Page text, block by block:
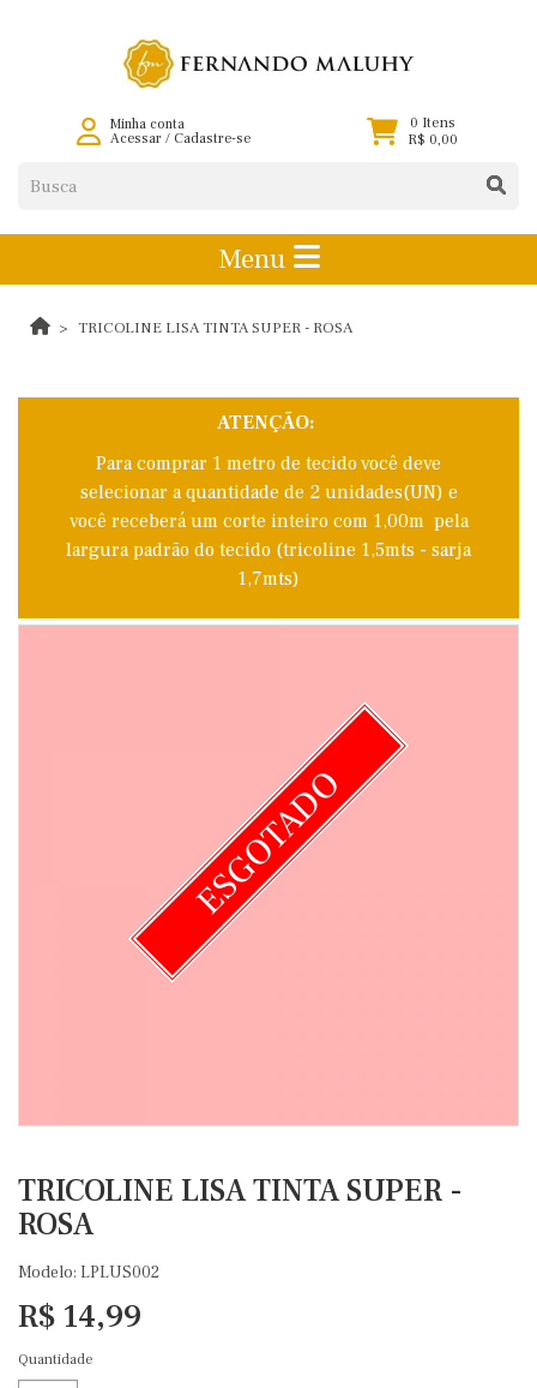
Minha conta
Acessar/ Cadastre-se
0 Itens
R$ 0,00
Menu
TRICOLINE LISA TINTA SUPER - ROSA
ATENÇÃO:
Para comprar 1 metro de tecido você deve
selecionar a quantidade de 2 unidades(UN) e
você receberá um corte inteiro com 1,00m pela
largura padrão do tecido (tricoline 1,5mts - sarja
1,7mts)
ESGOTADO
TRICOLINE LISA TINTA SUPER -
ROSA
Modelo: LPLUS002
R$ 14,99
Quantidade